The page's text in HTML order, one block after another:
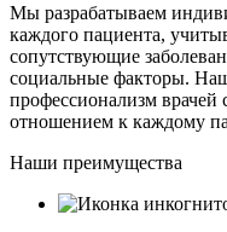
Мы разрабатываем
каждого пациента,
сопутствующие
социальные факторы.
профессионализм врачей
отношением к каждому
Наши преимущества